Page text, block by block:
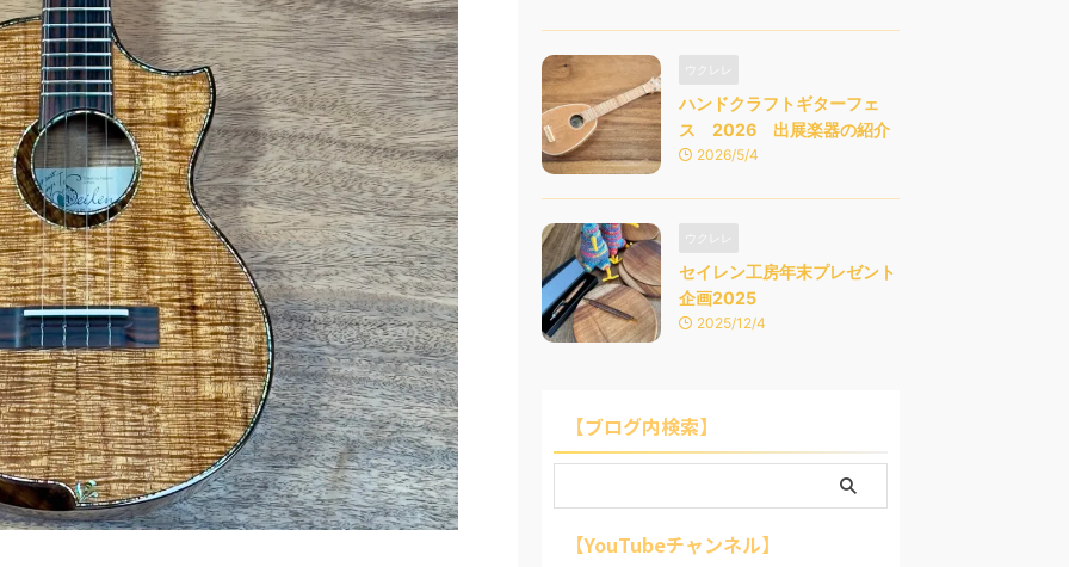
ハンドクラフトギターフェ
ス 2026 出展楽器の紹介
2026/5/4
セイレン工房年末プレゼント
企画2025
2025/12/4
【ブログ内検索】
【YouTubeチャンネル】